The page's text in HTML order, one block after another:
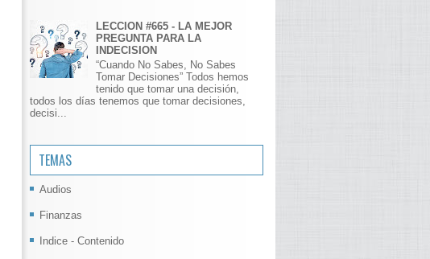
LECCION #665 - LA MEJOR
PREGUNTA PARA LA
INDECISION
“Cuando No Sabes, No Sabes
Tomar Decisiones” Todos hemos
tenido que tomar una decisión,
todos los días tenemos que tomar decisiones,
decisi...
TEMAS
Audios
Finanzas
Indice - Contenido